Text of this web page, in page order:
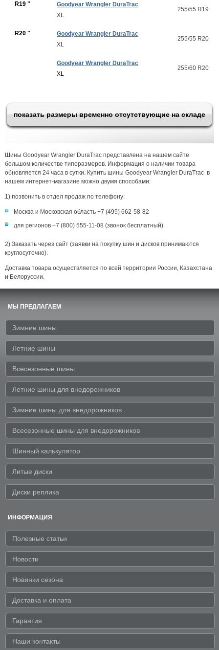
R19 "
Goodyear Wrangler DuraTrac
XL
255/55 R19
R20 "
Goodyear Wrangler DuraTrac
XL
255/55 R20
Goodyear Wrangler DuraTrac
XL
255/60 R20
показать размеры временно отсутствующие на складе
Шины Goodyear Wrangler DuraTrac представлена на нашем сайте
большом количестве типоразмеров. Информация о наличии товара
обновляется 24 часа в сутки. Купить шины Goodyear Wrangler DuraTrac в
нашем интернет-магазине можно двумя способами:
1) позвонить в отдел продаж по телефону:
Москва и Московская область +7 (495) 662-58-82
для регионов +7 (800) 555-11-08 (звонок бесплатный).
2) Заказать через сайт (заявки на покупку шин и дисков принимаются
круглосуточно).
Доставка товара осуществляется по всей территории России, Казахстана
и Белоруссии.
МЫ ПРЕДЛАГАЕМ
Зимние шины
Летние шины
Всесезонные шины
Летние шины для внедорожников
Зимние шины для внедорожников
Всесезонные шины для внедорожников
Шинный калькулятор
Литые диски
Диски реплика
ИНФОРМАЦИЯ
Полезные статьи
Новости
Новинки сезона
Доставка и оплата
Гарантия
Наши контакты